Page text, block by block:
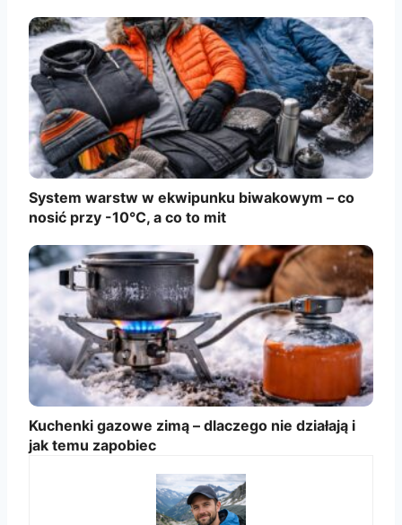
System warstw w ekwipunku biwakowym – co
nosić przy -10°C, a co to mit
Kuchenki gazowe zimą – dlaczego nie działają i
jak temu zapobiec